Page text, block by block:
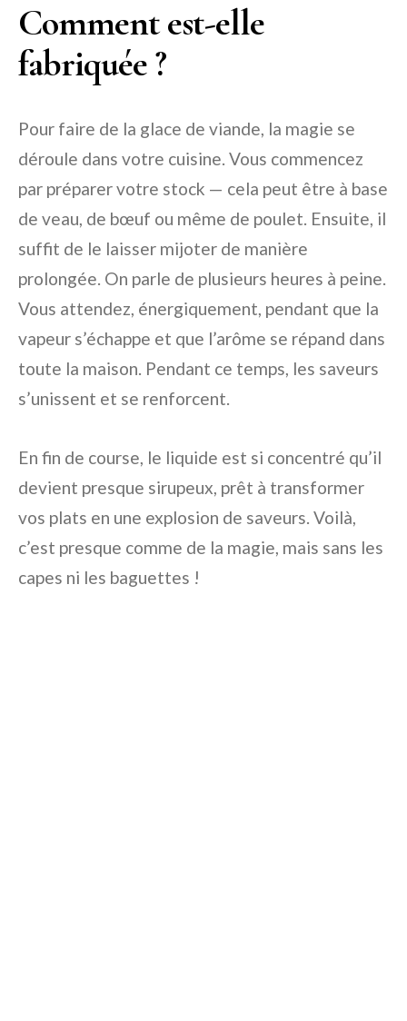
Comment est-elle
fabriquée ?
Pour faire de la glace de viande, la magie se
déroule dans votre cuisine. Vous commencez
par préparer votre stock — cela peut être à base
de veau, de bœuf ou même de poulet. Ensuite, il
suffit de le laisser mijoter de manière
prolongée. On parle de plusieurs heures à peine.
Vous attendez, énergiquement, pendant que la
vapeur s’échappe et que l’arôme se répand dans
toute la maison. Pendant ce temps, les saveurs
s’unissent et se renforcent.
En fin de course, le liquide est si concentré qu’il
devient presque sirupeux, prêt à transformer
vos plats en une explosion de saveurs. Voilà,
c’est presque comme de la magie, mais sans les
capes ni les baguettes !